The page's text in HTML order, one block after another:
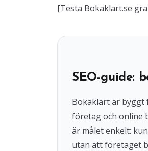
[Testa Bokaklart.se
SEO-guide:
Bokaklart är byggt
företag och online
är målet enkelt:
utan att företaget